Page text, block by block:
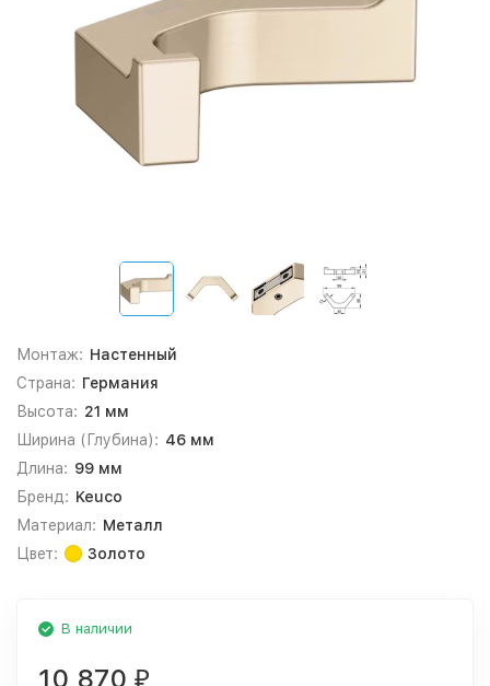
Монтаж: Настенный
Страна: Германия
Высота: 21 мм
Ширина (Глубина): 46 мм
Длина: 99 мм
Бренд: Keuco
Материал: Металл
Цвет:
Золото
В наличии
10 870 ₽